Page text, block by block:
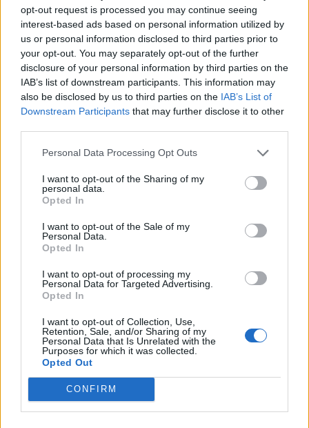
opt-out request is processed you may continue seeing
interest-based ads based on personal information utilized by
us or personal information disclosed to third parties prior to
your opt-out. You may separately opt-out of the further
disclosure of your personal information by third parties on the
IAB’s list of downstream participants. This information may
also be disclosed by us to third parties on the IAB’s List of
Downstream Participants that may further disclose it to other
Personal Data Processing Opt Outs
I want to opt-out of the Sharing of my
personal data.
Opted In
I want to opt-out of the Sale of my
Personal Data.
Opted In
I want to opt-out of processing my
Personal Data for Targeted Advertising.
Opted In
I want to opt-out of Collection, Use,
Retention, Sale, and/or Sharing of my
Personal Data that Is Unrelated with the
Purposes for which it was collected.
Opted Out
CONFIRM
"Le correnti? Sono metastasi"
25/04/2010
Napolitano firma la legge sul
legittimo impedimento
Da Fini altolà sulle riforme
28/03/2010
Elezioni amministrative: tutte le
sfide
27/03/2010
La Cei: scorretto cambiare le
regole Poi il dietrofront: nessuna
valutazione
07/03/2010